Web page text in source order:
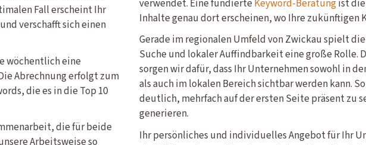
Fall erscheint Ihr
verschafft sich einen
wöchentlich eine
Abrechnung erfolgt zum
die es in die Top 10
die für beide
Arbeitsweise so
verwendet. Eine fundierte Keyword-Beratungist
Inhalte genau dort erscheinen, wo Ihre zukünftigen
Gerade im regionalen Umfeld von Zwickau spielt
Suche und lokaler Auffindbarkeit eine große Rolle.
sorgen wir dafür, dass Ihr Unternehmen sowohl in
als auch im lokalen Bereich sichtbar werden kann.
deutlich, mehrfach auf der ersten Seite präsent zu
generieren.
Ihr persönliches und individuelles Angebot für Ihr